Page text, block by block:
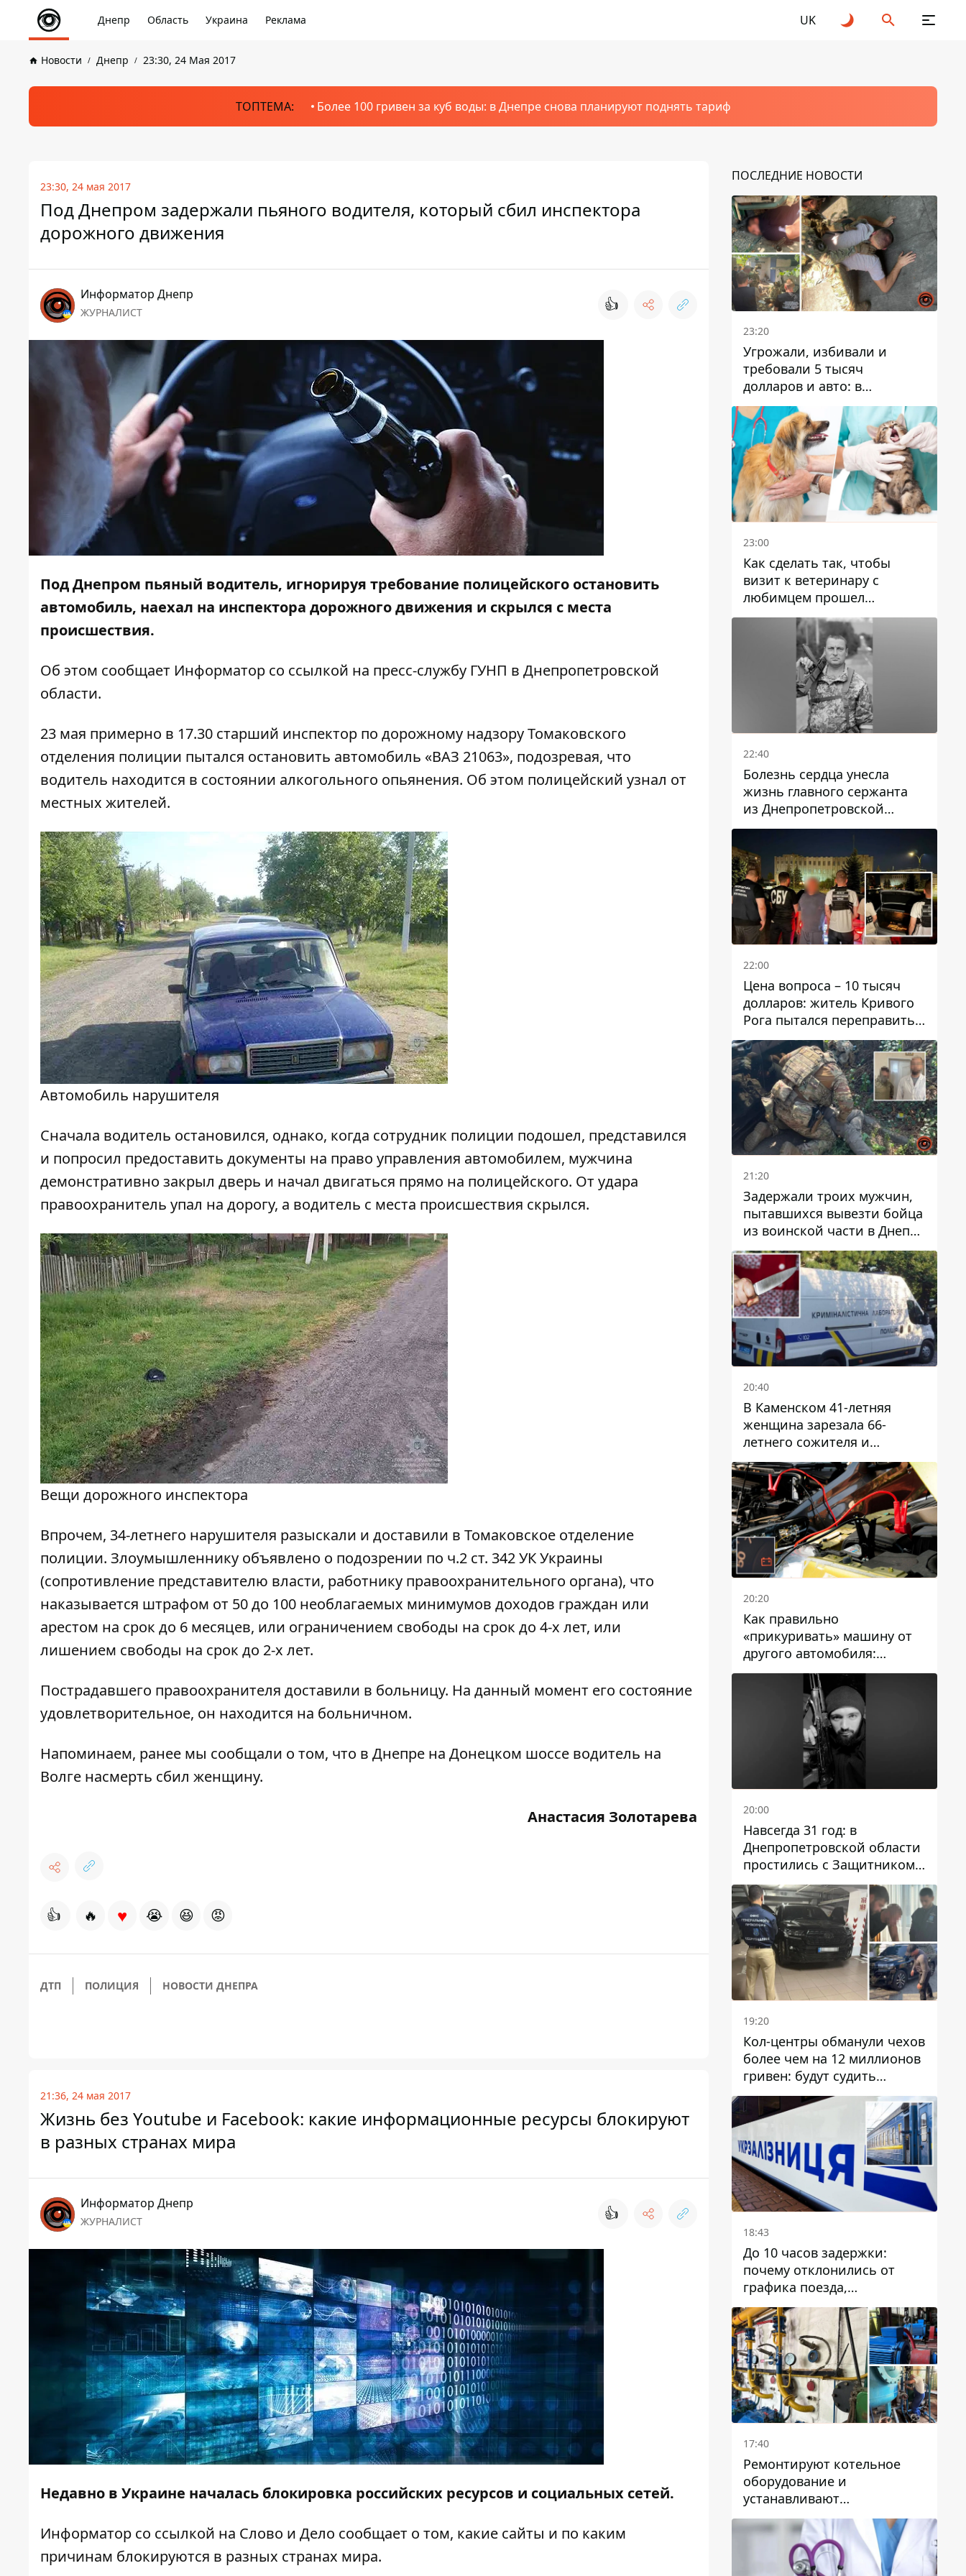
Днепр Область Украина Реклама UK
Новости Днепр 23:30, 24 Мая 2017
ТОПТЕМА: Более 100 гривен за куб воды: в Днепре снова планируют поднять тариф
23:30, 24 мая 2017
Под Днепром задержали пьяного водителя, который сбил инспектора
дорожного движения
Информатор Днепр
ЖУРНАЛИСТ 👍
Под Днепром пьяный водитель, игнорируя требование полицейского остановить
автомобиль, наехал на инспектора дорожного движения и скрылся с места
происшествия.
Об этом сообщает Информатор со ссылкой на пресс-службу ГУНП в Днепропетровской
области.
23 мая примерно в 17.30 старший инспектор по дорожному надзору Томаковского
отделения полиции пытался остановить автомобиль «ВАЗ 21063», подозревая, что
водитель находится в состоянии алкогольного опьянения. Об этом полицейский узнал от
местных жителей.
Автомобиль нарушителя
Сначала водитель остановился, однако, когда сотрудник полиции подошел, представился
и попросил предоставить документы на право управления автомобилем, мужчина
демонстративно закрыл дверь и начал двигаться прямо на полицейского. От удара
правоохранитель упал на дорогу, а водитель с места происшествия скрылся.
Вещи дорожного инспектора
Впрочем, 34-летнего нарушителя разыскали и доставили в Томаковское отделение
полиции. Злоумышленнику объявлено о подозрении по ч.2 ст. 342 УК Украины
(сопротивление представителю власти, работнику правоохранительного органа), что
наказывается штрафом от 50 до 100 необлагаемых минимумов доходов граждан или
арестом на срок до 6 месяцев, или ограничением свободы на срок до 4-х лет, или
лишением свободы на срок до 2-х лет.
Пострадавшего правоохранителя доставили в больницу. На данный момент его состояние
удовлетворительное, он находится на больничном.
Напоминаем, ранее мы сообщали о том, что в Днепре на Донецком шоссе водитель на
Волге насмерть сбил женщину.
Анастасия Золотарева
👍 🔥 ♥ 😭 😆 😡
ДТП ПОЛИЦИЯ НОВОСТИ ДНЕПРА
21:36, 24 мая 2017
Жизнь без Youtube и Facebook: какие информационные ресурсы блокируют
в разных странах мира
Информатор Днепр
ЖУРНАЛИСТ 👍
Недавно в Украине началась блокировка российских ресурсов и социальных сетей.
Информатор со ссылкой на Слово и Дело сообщает о том, какие сайты и по каким
причинам блокируются в разных странах мира.
ПОСЛЕДНИЕ НОВОСТИ
23:20
Угрожали, избивали и
требовали 5 тысяч
долларов и авто: в
Павлограде задержали двух
мужчин
23:00
Как сделать так, чтобы
визит к ветеринару с
любимцем прошел
спокойно: простые советы
22:40
Болезнь сердца унесла
жизнь главного сержанта
из Днепропетровской
области Юрия Свистуна
22:00
Цена вопроса – 10 тысяч
долларов: житель Кривого
Рога пытался переправить
мужчину в Словакию
21:20
Задержали троих мужчин,
пытавшихся вывезти бойца
из воинской части в Днепр
за 7 тысяч долларов: среди
них был врач
20:40
В Каменском 41-летняя
женщина зарезала 66-
летнего сожителя и
пыталась обмануть
полицейских
20:20
Как правильно
«прикуривать» машину от
другого автомобиля:
инструкция для водителей
20:00
Навсегда 31 год: в
Днепропетровской области
простились с Защитником
Александром Репиным
19:20
Кол-центры обманули чехов
более чем на 12 миллионов
гривен: будут судить
днепрянина,
организовавшего
транснациональную
преступную организацию
18:43
До 10 часов задержки:
почему отклонились от
графика поезда,
курсирующие через Днепр
и область
17:40
Ремонтируют котельное
оборудование и
устанавливают
генераторные установки:
как в Днепре готовятся к
отопительному сезону